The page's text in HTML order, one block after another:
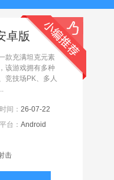
卓版
款充满坦克元素
该游戏拥有多种
竞技场PK、多人
间： 26-07-22
台： Android
击